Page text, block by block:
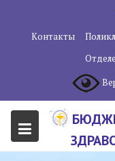
содержанию
Контакты